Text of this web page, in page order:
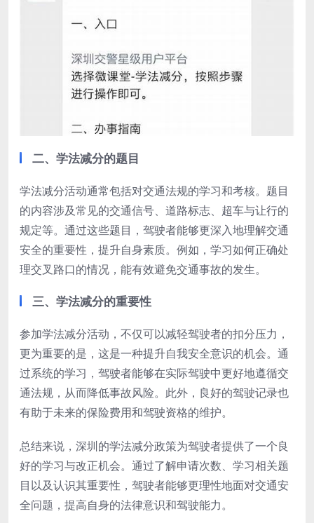
二、学法减分的题目
学法减分活动通常包括对交通法规的学习和考核。题目
的内容涉及常见的交通信号、道路标志、超车与让行的
规定等。通过这些题目，驾驶者能够更深入地理解交通
安全的重要性，提升自身素质。例如，学习如何正确处
理交叉路口的情况，能有效避免交通事故的发生。
三、学法减分的重要性
参加学法减分活动，不仅可以减轻驾驶者的扣分压力，
更为重要的是，这是一种提升自我安全意识的机会。通
过系统的学习，驾驶者能够在实际驾驶中更好地遵循交
通法规，从而降低事故风险。此外，良好的驾驶记录也
有助于未来的保险费用和驾驶资格的维护。
总结来说，深圳的学法减分政策为驾驶者提供了一个良
好的学习与改正机会。通过了解申请次数、学习相关题
目以及认识其重要性，驾驶者能够更理性地面对交通安
全问题，提高自身的法律意识和驾驶能力。